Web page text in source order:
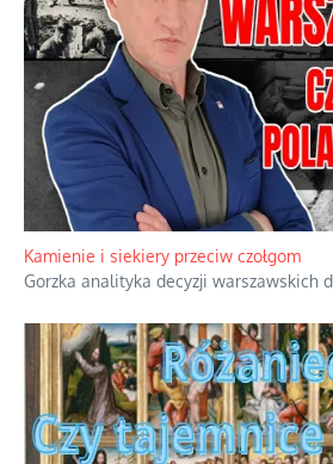
Familijny spór o biskupie sakry
Rodzinna polemika wokół sakr w Écône.